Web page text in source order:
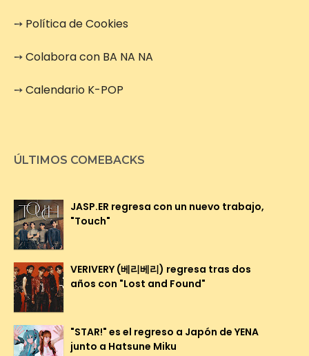
➙ Política de Cookies
➙Colabora con BA NA NA
➙Calendario K-POP
ÚLTIMOS COMEBACKS
JASP.ER regresa con un nuevo trabajo,
"Touch"
VERIVERY (베리베리) regresa tras dos
años con "Lost and Found"
"STAR!" es el regreso a Japón de YENA
junto a Hatsune Miku